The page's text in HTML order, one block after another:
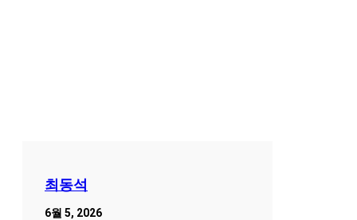
최동석
6월 5, 2026